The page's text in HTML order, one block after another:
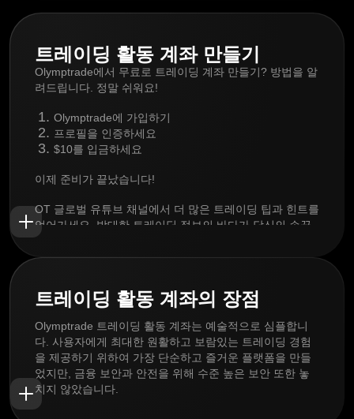
트레이딩 활동 계좌 만들기
Olymptrade에서 무료로 트레이딩 계좌 만들기? 방법을 알
려드립니다. 정말 쉬워요!
Olymptrade에 가입하기
프로필을 인증하세요
$10를 입금하세요
이제 준비가 끝났습니다!
OT 글로벌 유튜브 채널에서 더 많은 트레이딩 팁과 힌트를
얻어가세요. 방대한 트레이딩 정보의 바다가 당신의 손끝
에서 펼쳐집니다.
트레이딩 활동 계좌의 장점
Olymptrade 트레이딩 활동 계좌는 예술적으로 심플합니
다. 사용자에게 최대한 원활하고 보람있는 트레이딩 경험
을 제공하기 위하여 가장 단순하고 즐거운 플랫폼을 만들
었지만, 금융 보안과 안전을 위해 수준 높은 보안 또한 놓
치지 않았습니다.